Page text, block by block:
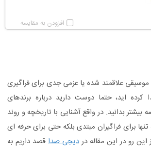
افزودن به مقایسه
موسیقی علاقمند شده یا عزمی جدی برای فراگیری
کرده اید، حتما دوست دارید درباره برندهای
بدانید. در واقع آشنایی با تاریخچه و روند
برای فراگیران مبتدی بلکه حتی برای حرفه ای
رو در این مقاله دردیجی صدا قصد داریم به